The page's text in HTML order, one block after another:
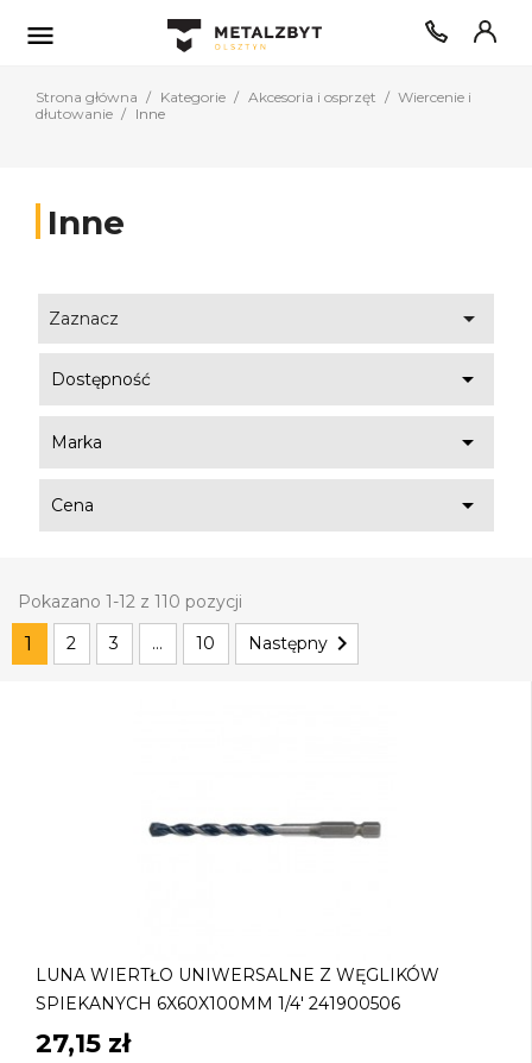

Strona główna Kategorie Akcesoria i osprzęt
Wiercenie i
dłutowanie
Inne
Inne
Zaznacz 
Dostępność 
Marka 
Cena 
Pokazano 1-12 z 110 pozycji
1 2 3 … 10 Następny 
LUNA WIERTŁO UNIWERSALNE Z WĘGLIKÓW
SPIEKANYCH 6X60X100MM 1/4' 241900506
27,15 zł